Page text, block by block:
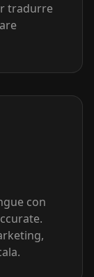
tradurre
con